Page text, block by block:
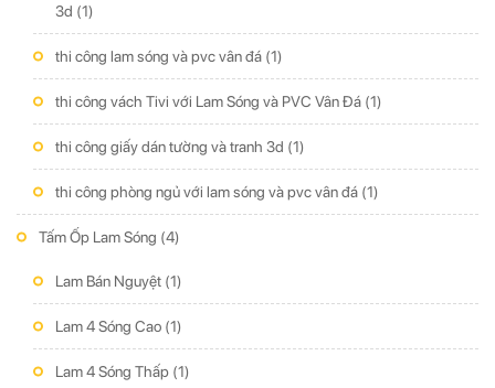
3d (1)
thi công lam sóng và pvc vân đá (1)
thi công vách Tivi với Lam Sóng và PVC Vân Đá (1)
thi công giấy dán tường và tranh 3d (1)
thi công phòng ngủ với lam sóng và pvc vân đá (1)
Tấm Ốp Lam Sóng (4)
Lam Bán Nguyệt (1)
Lam 4 Sóng Cao (1)
Lam 4 Sóng Thấp (1)